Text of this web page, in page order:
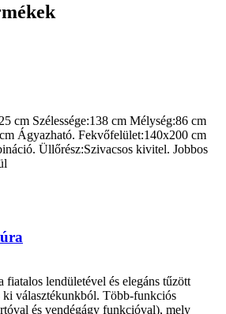
cm Szélessége:138 cm Mélység:86 cm
Ágyazható. Fekvőfelület:140x200 cm
Üllőrész:Szivacsos kivitel. Jobbos
lendületével és elegáns tűzött
választékunkból. Több-funkciós
és vendégágy funkcióval), mely